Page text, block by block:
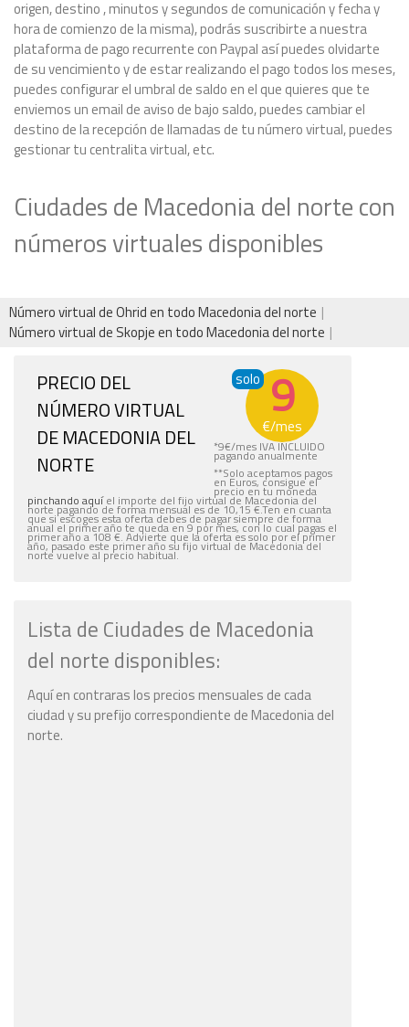
origen, destino , minutos y segundos de comunicación y fecha y
hora de comienzo de la misma), podrás suscribirte a nuestra
plataforma de pago recurrente con Paypal así puedes olvidarte
de su vencimiento y de estar realizando el pago todos los meses,
puedes configurar el umbral de saldo en el que quieres que te
enviemos un email de aviso de bajo saldo, puedes cambiar el
destino de la recepción de llamadas de tu número virtual, puedes
gestionar tu centralita virtual, etc.
Ciudades de Macedonia del norte con
números virtuales disponibles
Número virtual de Ohrid en todo Macedonia del norte
Número virtual de Skopje en todo Macedonia del norte
PRECIO DEL
NÚMERO VIRTUAL
DE MACEDONIA DEL
NORTE
solo 9
€/mes
*9€/mes IVA INCLUIDO
pagando anualmente
**Solo aceptamos pagos
en Euros, consigue el
precio en tu moneda
pinchando aquíel importe del fijo virtual de Macedonia del
norte pagando de forma mensual es de 10,15 €.Ten en cuanta
que si escoges esta oferta debes de pagar siempre de forma
anual el primer año te queda en 9 por mes, con lo cual pagas el
primer año a 108 €. Advierte que la oferta es solo por el primer
año, pasado este primer año su fijo virtual de Macedonia del
norte vuelve al precio habitual.
Lista de Ciudades de Macedonia
del norte disponibles:
Aquí en contraras los precios mensuales de cada
ciudad y su prefijo correspondiente de Macedonia del
norte.